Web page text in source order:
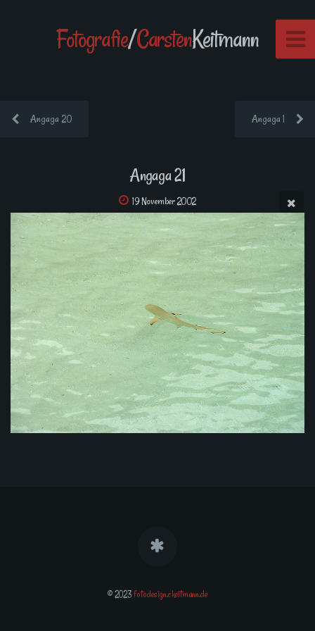
Fotografie/CarstenKeitmann
Angaga 20 Angaga 1
Angaga 21
19 November 2002
© 2023fotodesign.ckeitmann.de